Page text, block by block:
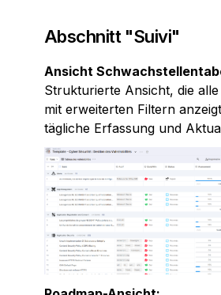
Abschnitt "Suivi"
Ansicht
Strukturierte Ansicht, die
mit erweiterten Filtern
tägliche Erfassung und